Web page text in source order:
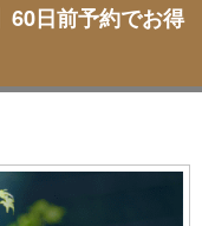
60日前予約でお得